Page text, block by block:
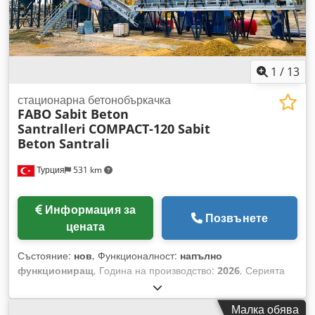
изработват с внимание и са с 1 година гаранция! *
Монтажът и обучението на оператори са безплатни ЗА
ПОВЕЧЕ ИНФОРМАЦИЯ, МОЛЯ СВЪРЖЕТЕ СЕ С НАС!!!
1 / 13
Турция 531 km
стационарна бетонобъркачка
FABO Sabit Beton
Santralleri COMPACT-120 Sabit
Beton Santrali
Информация за
цената
Позвънете
Състояние: нов, Функционалност: напълно
функциониращ, Година на производство: 2026, Серията
COMPACT предлага стационарни бетонови възли, които
осигуряват практични и ефективни решения и задоволяват
Малка обява